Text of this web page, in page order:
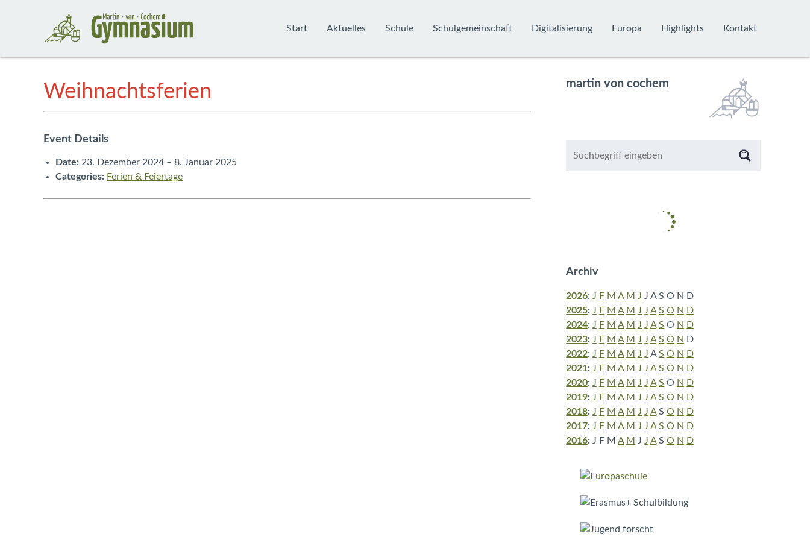
Start Aktuelles Schule Schulgemeinschaft Digitalisierung Europa Highlights Kontakt
Weihnachtsferien
Event Details
Date: 23. Dezember 2024 – 8. Januar 2025
Categories: Ferien & Feiertage
martin von cochem
Archiv
2026: J F M A M J J A S O N D
2025: J F M A M J J A S O N D
2024: J F M A M J J A S O N D
2023: J F M A M J J A S O N D
2022: J F M A M J J A S O N D
2021: J F M A M J J A S O N D
2020: J F M A M J J A S O N D
2019: J F M A M J J A S O N D
2018: J F M A M J J A S O N D
2017: J F M A M J J A S O N D
2016: J F M A M J J A S O N D